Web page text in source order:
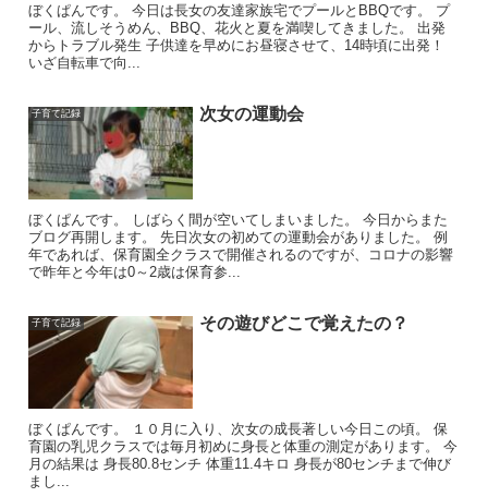
ぼくぱんです。 今日は長女の友達家族宅でプールとBBQです。 プ
ール、流しそうめん、BBQ、花火と夏を満喫してきました。 出発
からトラブル発生 子供達を早めにお昼寝させて、14時頃に出発！
いざ自転車で向...
子育て記録 次女の運動会
ぼくぱんです。 しばらく間が空いてしまいました。 今日からまた
ブログ再開します。 先日次女の初めての運動会がありました。 例
年であれば、保育園全クラスで開催されるのですが、コロナの影響
で昨年と今年は0～2歳は保育参...
子育て記録 その遊びどこで覚えたの？
ぼくぱんです。 １０月に入り、次女の成長著しい今日この頃。 保
育園の乳児クラスでは毎月初めに身長と体重の測定があります。 今
月の結果は 身長80.8センチ 体重11.4キロ 身長が80センチまで伸び
まし...